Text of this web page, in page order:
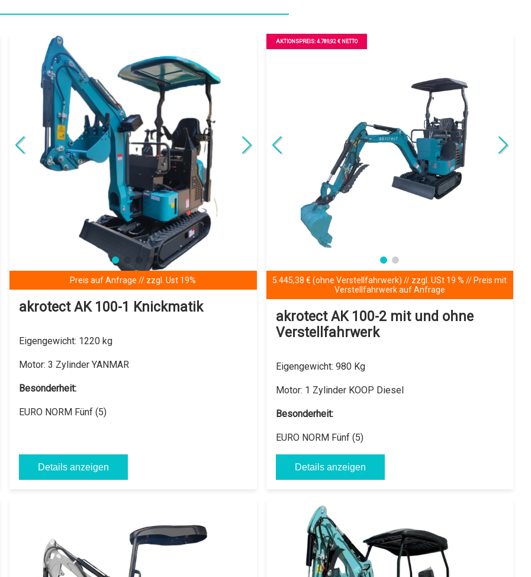
Preis auf Anfrage // zzgl. Ust 19%
akrotect AK 100-1 Knickmatik
Eigengewicht: 1220 kg
Motor:3 Zylinder YANMAR
Besonderheit:
EURO NORM Fünf (5)
Details anzeigen
AKTIONSPREIS: 4.789,92 € NETTO
5.445,38 € (ohne Verstellfahrwerk) // zzgl. USt 19 % // Preis mit
Verstellfahrwerk auf Anfrage
akrotect AK 100-2 mit und ohne
Verstellfahrwerk
Eigengewicht: 980 Kg
Motor: 1 Zylinder KOOP Diesel
Besonderheit:
EURO NORM Fünf (5)
Details anzeigen